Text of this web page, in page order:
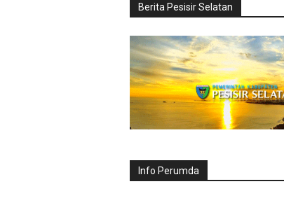
Berita Pesisir Selatan
Info Perumda